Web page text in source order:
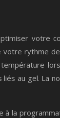
votre
rythme
au gel. La
la